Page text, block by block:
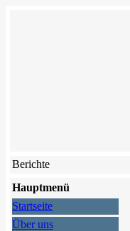
Berichte
Hauptmenü
Startseite
Über uns